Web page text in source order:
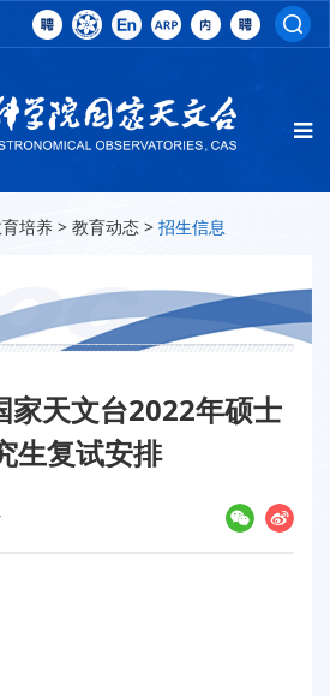
培养 > 教育动态 > 招生信息
家天文台2022年硕士
生复试安排